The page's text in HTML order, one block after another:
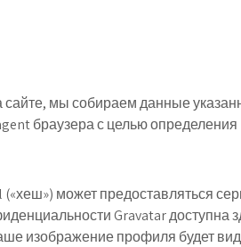
сайте, мы собираем данные
браузера с целью определения
может предоставляться
Gravatar доступна
изображение профиля будет